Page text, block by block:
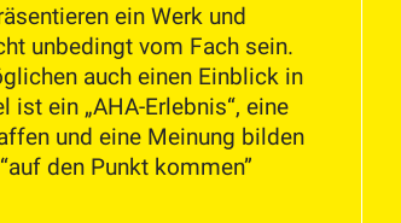
ein Werk und
unbedingt vom Fach sein.
auch einen Einblick in
ein „AHA-Erlebnis“, eine
und eine Meinung bilden
den Punkt kommen”